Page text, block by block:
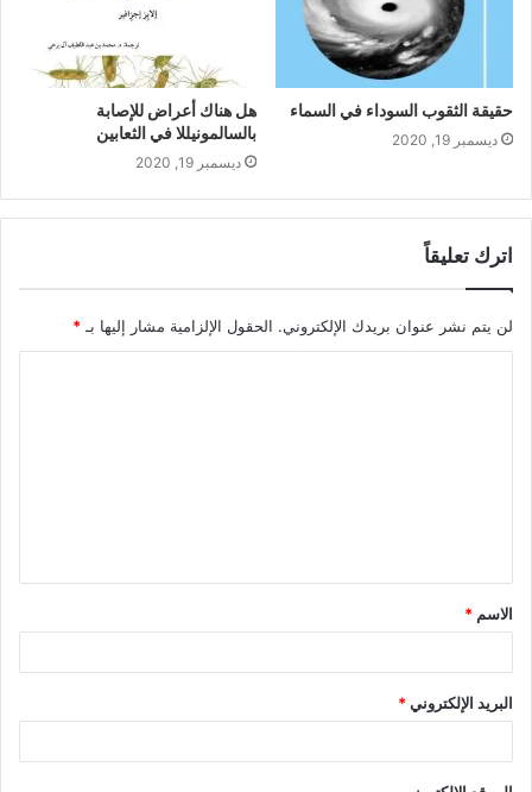
حقيقة الثقوب السوداء في السماء
ديسمبر 19, 2020
هل هناك أعراض للإصابة
بالسالمونيللا في الثعابين
ديسمبر 19, 2020
اترك تعليقاً
لن يتم نشر عنوان بريدك الإلكتروني. الحقول الإلزامية مشار إليها بـ *
الاسم *
البريد الإلكتروني*